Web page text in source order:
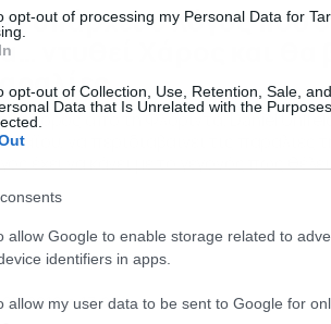
opt-out of processing my Personal Data for
opt-out of Collection, Use, Retention, Sale,
Data that Is Unrelated with the
allow Google to enable storage related to
identifiers in apps.
allow my user data to be sent to Google for
υπάρχει ο λόγος που
ντυθεί Χάρος και θα
από τη Φλόριντα, Daniel
Μαΐου, να περιδιαβαίνει τις παραλίες
έχει να κάνει με το γεγονός πως
τηρούν την επιβεβλημένη λόγω
Και θα είναι ντυμένος
2019 17:29